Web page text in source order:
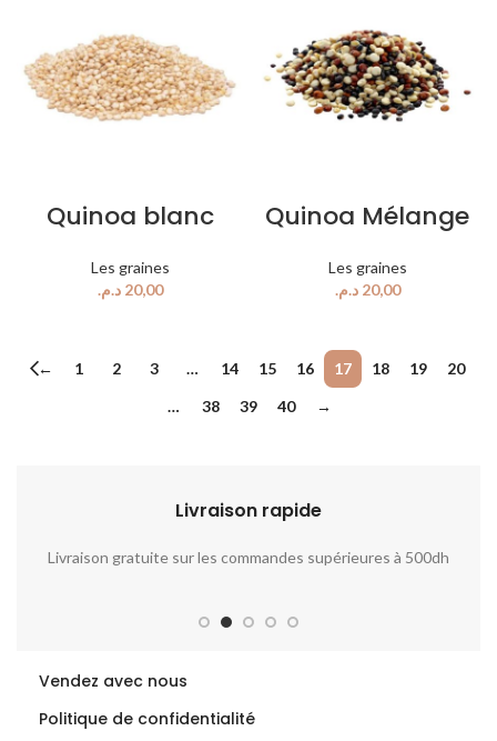
Quinoa blanc
Les graines
د.م.
Quinoa Mélange
Les graines
د.م.
← 1 2 3 … 14 15 16 17 18 19
20
…
38 39 40 →
Livraison rapide​​
Livraison gratuite sur les commandes supérieures à 500dh
Vendez avec nous
Politique de confidentialité